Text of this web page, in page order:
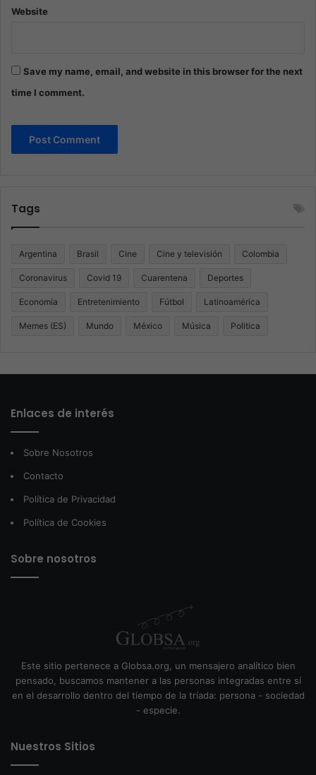
Website
Save my name, email, and website in this browser for the next
time I comment.
Tags
Argentina Brasil Cine Cine y televisión Colombia
Coronavirus Covid 19 Cuarentena Deportes
Economía Entretenimiento Fútbol Latinoamérica
Memes (ES) Mundo México Música Politica
Enlaces de interés
Sobre Nosotros
Contacto
Política de Privacidad
Política de Cookies
Sobre nosotros
Este sitio pertenece a Globsa.org, un mensajero analítico bien
pensado, buscamos mantener a las personas integradas entre sí
en el desarrollo dentro del tiempo de la tríada: persona - sociedad
- especie.
Nuestros Sitios